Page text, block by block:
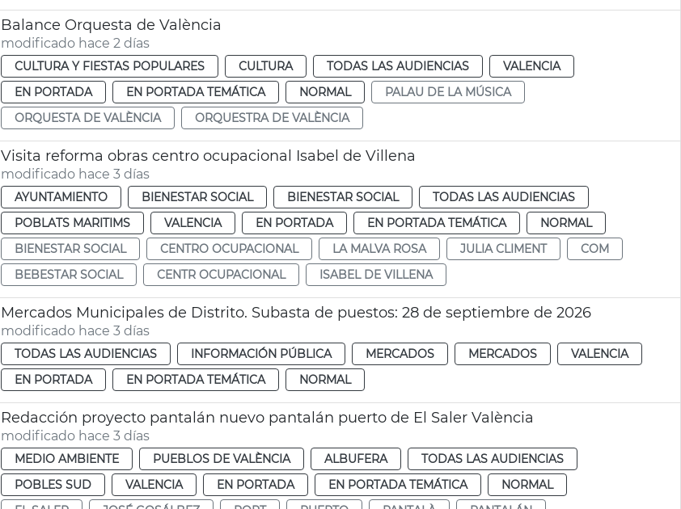
Balance Orquesta de València
modificado hace 2 días
CULTURA Y FIESTAS POPULARES CULTURA TODAS LAS AUDIENCIAS
VALENCIA
EN PORTADA
EN PORTADA TEMÁTICA NORMAL
PALAU DE LA MÚSICA
ORQUESTA DE VALÈNCIA
ORQUESTRA DE VALÈNCIA
Visita reforma obras centro ocupacional Isabel de Villena
modificado hace 3 días
AYUNTAMIENTO BIENESTAR SOCIAL BIENESTAR SOCIAL
TODAS LAS AUDIENCIAS
POBLATS MARITIMS
VALENCIA EN PORTADA EN PORTADA TEMÁTICA
NORMAL
BIENESTAR SOCIAL
CENTRO OCUPACIONAL LA MALVA ROSA JULIA CLIMENT
COM
BEBESTAR SOCIAL
CENTR OCUPACIONAL ISABEL DE VILLENA
Mercados Municipales de Distrito. Subasta de puestos: 28 de septiembre de 2026
modificado hace 3 días
TODAS LAS AUDIENCIAS INFORMACIÓN PÚBLICA MERCADOS MERCADOS
VALENCIA
EN PORTADA
EN PORTADA TEMÁTICA NORMAL
Redacción proyecto pantalán nuevo pantalán puerto de El Saler València
modificado hace 3 días
MEDIO AMBIENTE PUEBLOS DE VALÈNCIA ALBUFERA
TODAS LAS AUDIENCIAS
POBLES SUD
VALENCIA EN PORTADA EN PORTADA TEMÁTICA
NORMAL